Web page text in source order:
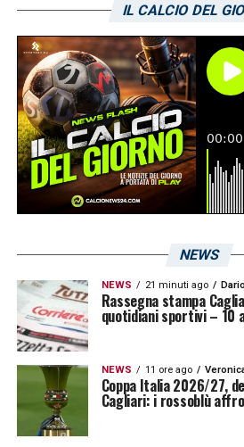
IL CALCIO DEL
NEWS
NEWS 21 minuti ago
Rassegna stampa
quotidiani sportivi – 10
NEWS 11 ore ago
Coppa Italia 2026/27,
Cagliari: i rossoblù